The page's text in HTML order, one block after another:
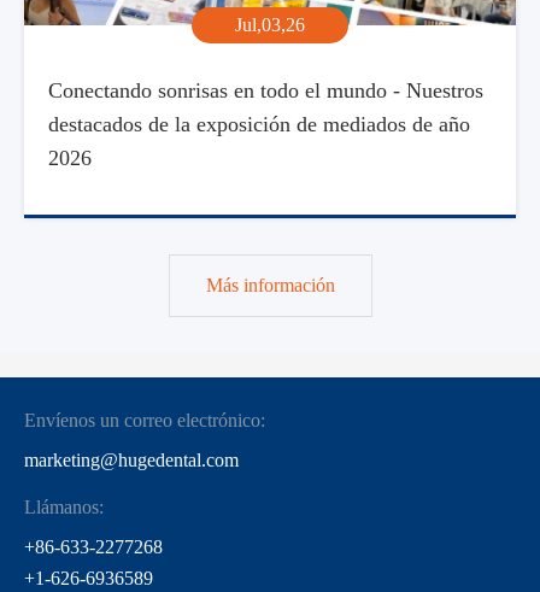
Jul,03,26
Conectando sonrisas en todo el mundo - Nuestros
destacados de la exposición de mediados de año
2026
Más información
Envíenos un correo electrónico:
marketing@hugedental.com
Llámanos:
+86-633-2277268
+1-626-6936589